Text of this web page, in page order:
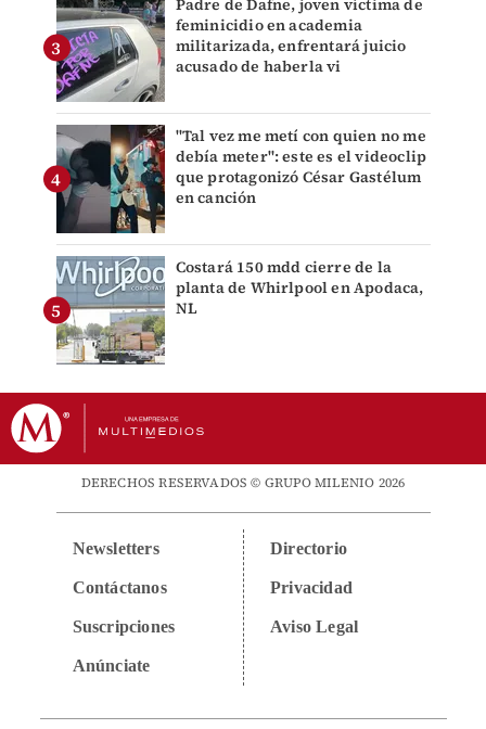
Padre de Dafne, joven víctima de
feminicidio en academia
militarizada, enfrentará juicio
acusado de haberla vi
"Tal vez me metí con quien no me
debía meter": este es el videoclip
que protagonizó César Gastélum
en canción
Costará 150 mdd cierre de la
planta de Whirlpool en Apodaca,
NL
DERECHOS RESERVADOS © GRUPO MILENIO 2026
Newsletters
Contáctanos
Suscripciones
Anúnciate
Directorio
Privacidad
Aviso Legal